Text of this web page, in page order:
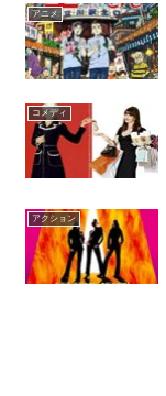
アニメ
コメディ
アクション